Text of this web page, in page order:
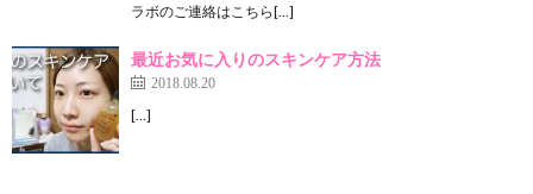
ラボのご連絡はこちら[…]
最近お気に入りのスキンケア方法
2018.08.20
[…]